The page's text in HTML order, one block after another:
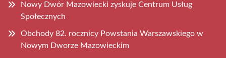
Nowy Dwór Mazowiecki zyskuje Centrum Usług
Społecznych
Obchody 82. rocznicy Powstania Warszawskiego w
Nowym Dworze Mazowieckim